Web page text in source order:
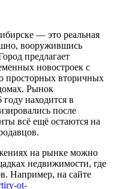
— это реальная
вооружившись
предлагает
новостроек с
просторных вторичных
Рынок
находится в
после
всё ещё остаются на
на рынке можно
недвижимости, где
Например, на сайте
ot-